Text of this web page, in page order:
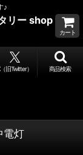
♪
リー shop
カート
旧Twitter） 商品検索
電灯